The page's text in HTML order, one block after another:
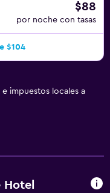
$88
por noche con tasas
$104
impuestos locales a